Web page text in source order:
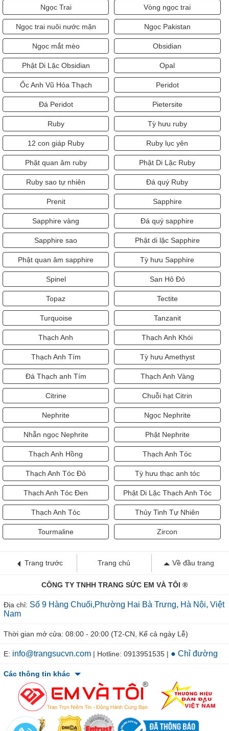
Ngọc Trai Vòng ngọc trai
Ngọc trai nuôi nước mặn Ngọc Pakistan
Ngọc mắt mèo Obsidian
Phật Di Lặc Obsidian Opal
Ốc Anh Vũ Hóa Thạch Peridot
Đá Peridot Pietersite
Ruby Tỳ hưu ruby
12 con giáp Ruby Ruby lục yên
Phật quan âm ruby Phật Di Lặc Ruby
Ruby sao tự nhiên Đá quý Ruby
Prenit Sapphire
Sapphire vàng Đá quý sapphire
Sapphire sao Phật di lặc Sapphire
Phật quan âm sapphire Tỳ hưu Sapphire
Spinel San Hô Đỏ
Topaz Tectite
Turquoise Tanzanit
Thạch Anh Thạch Anh Khói
Thạch Anh Tím Tỳ hưu Amethyst
Đá Thạch anh Tím Thạch Anh Vàng
Citrine Chuỗi hạt Citrin
Nephrite Ngọc Nephrite
Nhẫn ngọc Nephrite Phật Nephrite
Thạch Anh Hồng Thạch Anh Tóc
Thạch Anh Tóc Đỏ Tỳ hưu thạc anh tóc
Thạch Anh Tóc Đen Phật Di Lặc Thạch Anh Tóc
Thạch Anh Tóc Thủy Tinh Tự Nhiên
Tourmaline Zircon
Trang trước Trang chủ Về đầu trang
CÔNG TY TNHH TRANG SỨC EM VÀ TÔI ®
Địa chỉ: Số 9 Hàng Chuối,Phường Hai Bà Trưng, Hà Nội, Việt
Nam
Thời gian mở cửa: 08:00 - 20:00 (T2-CN, Kể cả ngày Lễ)
E: info@trangsucvn.com | Hotline: 0913951535 | ● Chỉ đường
Các thông tin khác